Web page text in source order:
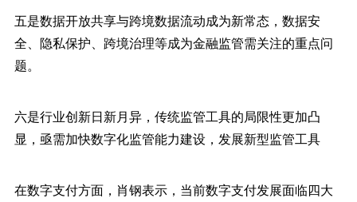
五是数据开放共享与跨境数据流动成为新常态，数据安
全、隐私保护、跨境治理等成为金融监管需关注的重点问
题。
六是行业创新日新月异，传统监管工具的局限性更加凸
显，亟需加快数字化监管能力建设，发展新型监管工具
在数字支付方面，肖钢表示，当前数字支付发展面临四大